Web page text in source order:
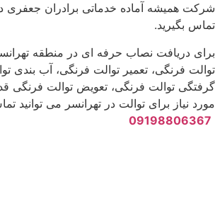
شرکت همیشه آماده خدماتی برادران جعفری
تماس بگیرید.
برای دریافت نصاب حرفه ای در منطقه
توالت فرنگی، تعمیر توالت فرنگی، آب بندی
گرفتگی توالت فرنگی، تعویض توالت فرنگی
مورد نیاز برای توالت در تهرانسر می توانید
09198806367